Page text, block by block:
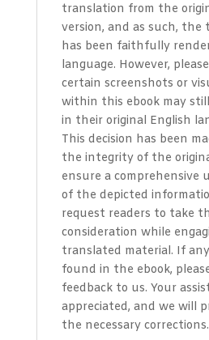
translation from the
version, and as such,
has been faithfully
language. However,
certain screenshots or
within this ebook may
in their original English
This decision has been
the integrity of the
ensure a comprehensive
of the depicted
request readers to take
consideration while
translated material. If
found in the ebook,
feedback to us. Your
appreciated, and we will
the necessary corrections.